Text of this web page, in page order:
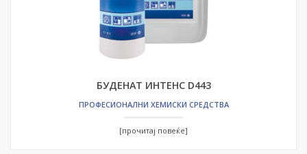
БУДЕНАТ ИНТЕНС D443
ПРОФЕСИОНАЛНИ ХЕМИСКИ СРЕДСТВА
[прочитај повеќе]